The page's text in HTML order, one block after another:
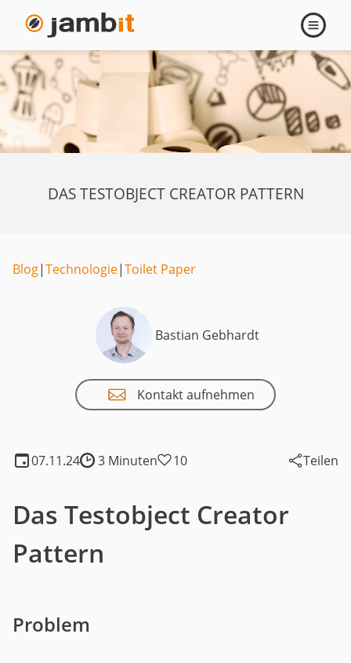
öffnen
DAS TESTOBJECT CREATOR PATTERN
Bastian Gebhardt
Kontakt aufnehmen
07.11.24Lesedauer:
3 Minuten 10 Teilen
Blog|Technologie|Toilet Paper
Das Testobject Creator
Pattern
Problem